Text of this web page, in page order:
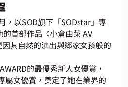
，以SOD旗下「SODstar」專
首部作品《小倉由菜 AV
其自然的演出與鄰家女孩般的
的最優秀新人女優賞，
屬女優賞，奠定了她在業界的